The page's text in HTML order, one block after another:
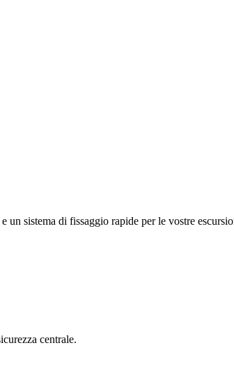
sistema di fissaggio rapide per le vostre
centrale.